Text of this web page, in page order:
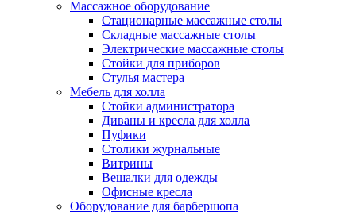
Массажное оборудование
Стационарные массажные столы
Складные массажные столы
Электрические массажные столы
Стойки для приборов
Стулья мастера
Мебель для холла
Стойки администратора
Диваны и кресла для холла
Пуфики
Столики журнальные
Витрины
Вешалки для одежды
Офисные кресла
Оборудование для барбершопа